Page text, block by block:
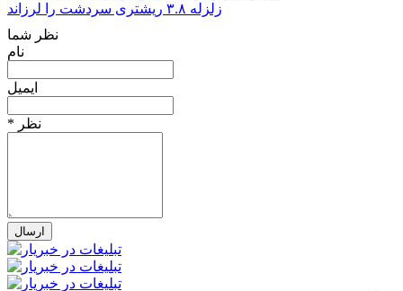
زلزله ۳.۸ ریشتری سردشت را لرزاند
نظر شما
نام
ایمیل
* نظر